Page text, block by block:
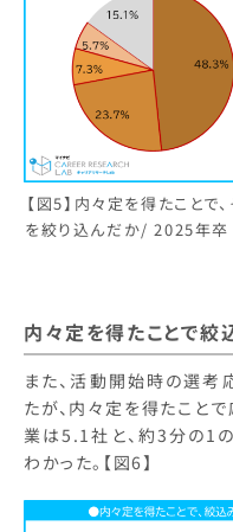
【図5】内々定を得たことで
を絞り込んだか/ 2025年
内々定を得たことで絞
また、活動開始時の選
たが、内々定を得たこと
業は5.1社と、約3分の1
わかった。【図6】